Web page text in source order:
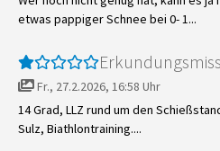
etwas pappiger Schnee bei 0- 1...
Fr., 27.2.2026, 16:58 Uhr
14 Grad, LLZ rund um den
Sulz, Biathlontraining....